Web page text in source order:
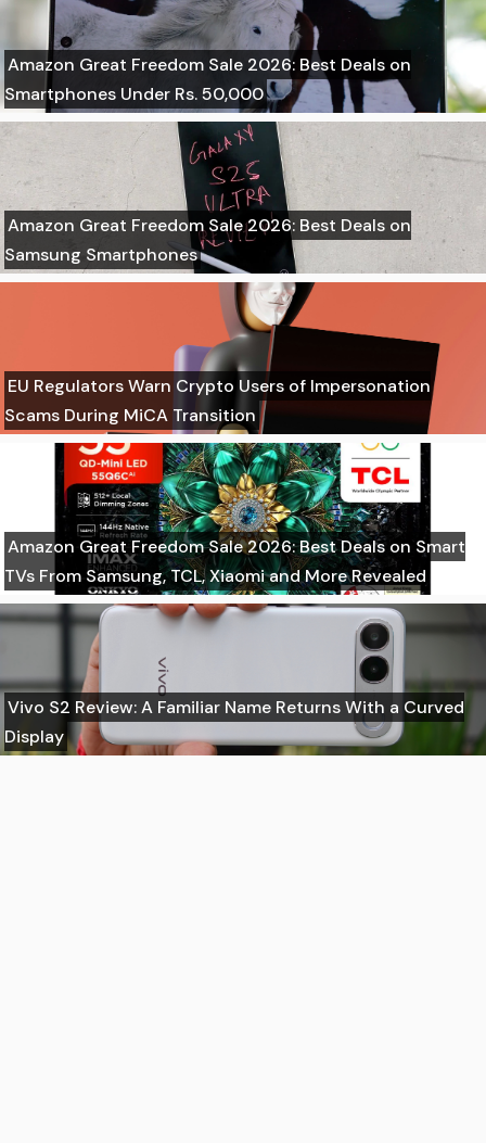
Amazon Great Freedom Sale 2026: Best Deals on
Smartphones Under Rs. 50,000
Amazon Great Freedom Sale 2026: Best Deals on
Samsung Smartphones
EU Regulators Warn Crypto Users of Impersonation
Scams During MiCA Transition
Amazon Great Freedom Sale 2026: Best Deals on Smart
TVs From Samsung, TCL, Xiaomi and More Revealed
Vivo S2 Review: A Familiar Name Returns With a Curved
Display